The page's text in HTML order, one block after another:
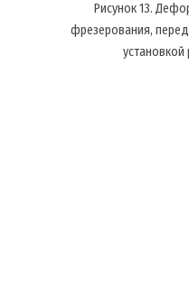
Рисунок 13.
фрезерования,
установкой